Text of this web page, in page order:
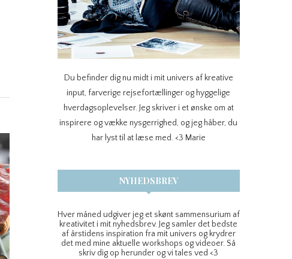
Du befinder dig nu midt i mit univers af kreative
input, farverige rejsefortællinger og hyggelige
hverdagsoplevelser. Jeg skriver i et ønske om at
inspirere og vække nysgerrighed, og jeg håber, du
har lyst til at læse med. <3 Marie
NYHEDSBREV
Hver måned udgiver jeg et skønt sammensurium af
kreativitet i mit nyhedsbrev. Jeg samler det bedste
af årstidens inspiration fra mit univers og krydrer
det med mine aktuelle workshops og videoer. Så
skriv dig op herunder og vi tales ved <3